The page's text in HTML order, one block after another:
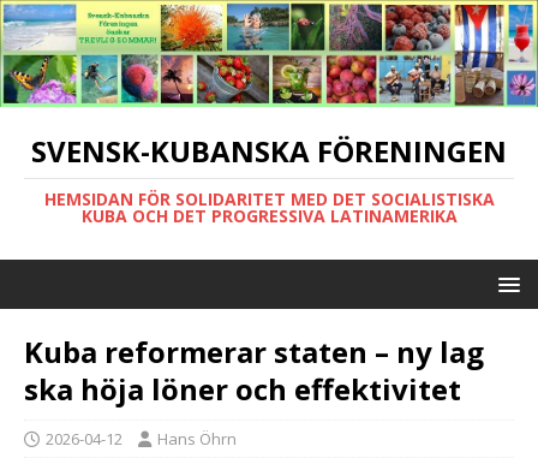
SVENSK-KUBANSKA FÖRENINGEN
HEMSIDAN FÖR SOLIDARITET MED DET SOCIALISTISKA
KUBA OCH DET PROGRESSIVA LATINAMERIKA
Kuba reformerar staten – ny lag
ska höja löner och effektivitet
2026-04-12 Hans Öhrn